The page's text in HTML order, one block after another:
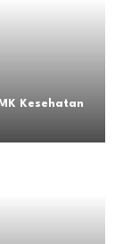
Kesehatan